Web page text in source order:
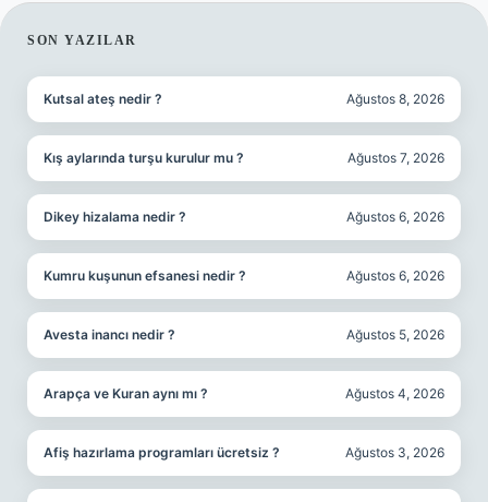
SIDEBAR
SON YAZILAR
Kutsal ateş nedir ? Ağustos 8, 2026
Kış aylarında turşu kurulur mu ? Ağustos 7, 2026
Dikey hizalama nedir ? Ağustos 6, 2026
Kumru kuşunun efsanesi nedir ? Ağustos 6, 2026
Avesta inancı nedir ? Ağustos 5, 2026
Arapça ve Kuran aynı mı ? Ağustos 4, 2026
Afiş hazırlama programları ücretsiz ? Ağustos 3, 2026